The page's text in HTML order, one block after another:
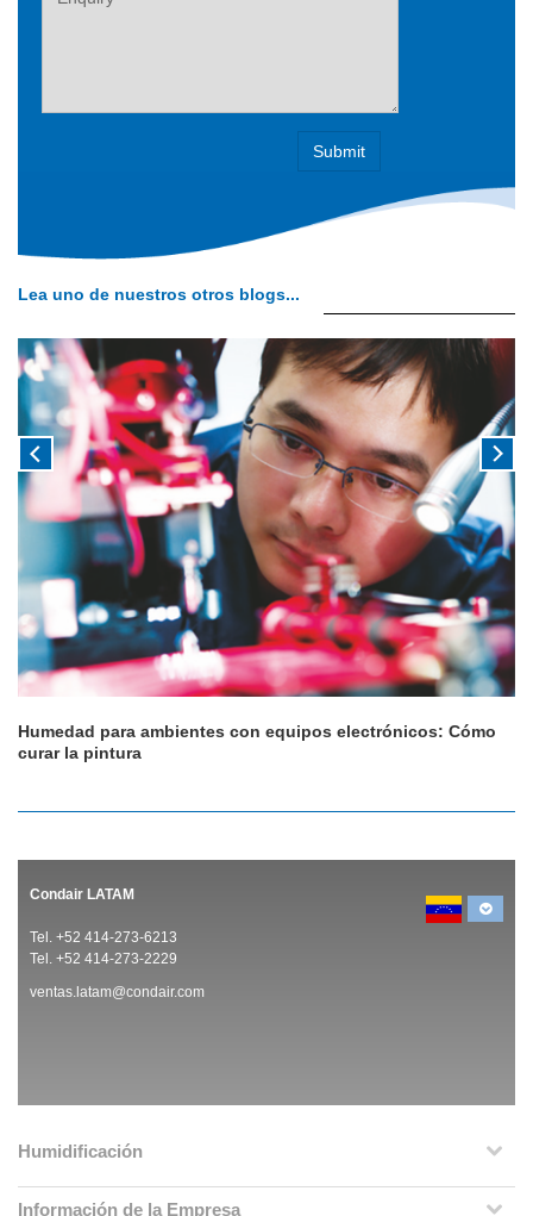
Lea uno de nuestros otros blogs...
Humedad para ambientes con equipos electrónicos: Cómo
curar la pintura
Condair LATAM
Tel. +52 414-273-6213
Tel. +52 414-273-2229
ventas.latam@condair.com
Humidificación
Información de la Empresa